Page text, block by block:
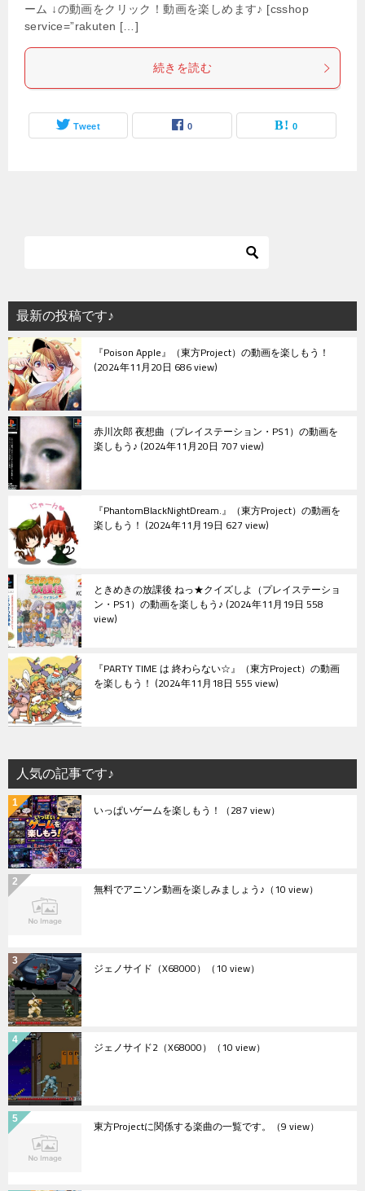
ーム ↓の動画をクリック！動画を楽しめます♪ [csshop
service=”rakuten […]
続きを読む
Tweet 0 0
最新の投稿です♪
『Poison Apple』（東方Project）の動画を楽しもう！
2024年11月20日 686 view
赤川次郎 夜想曲（プレイステーション・PS1）の動画を
楽しもう♪ 2024年11月20日 707 view
『PhantomBlackNightDream.』（東方Project）の動画を
楽しもう！ 2024年11月19日 627 view
ときめきの放課後 ねっ★クイズしよ（プレイステーショ
ン・PS1）の動画を楽しもう♪ 2024年11月19日 558
view
『PARTY TIME は 終わらない☆』（東方Project）の動画
を楽しもう！ 2024年11月18日 555 view
人気の記事です♪
いっぱいゲームを楽しもう！ （287 view）
無料でアニソン動画を楽しみましょう♪ （10 view）
ジェノサイド（X68000） （10 view）
ジェノサイド2（X68000） （10 view）
東方Projectに関係する楽曲の一覧です。 （9 view）